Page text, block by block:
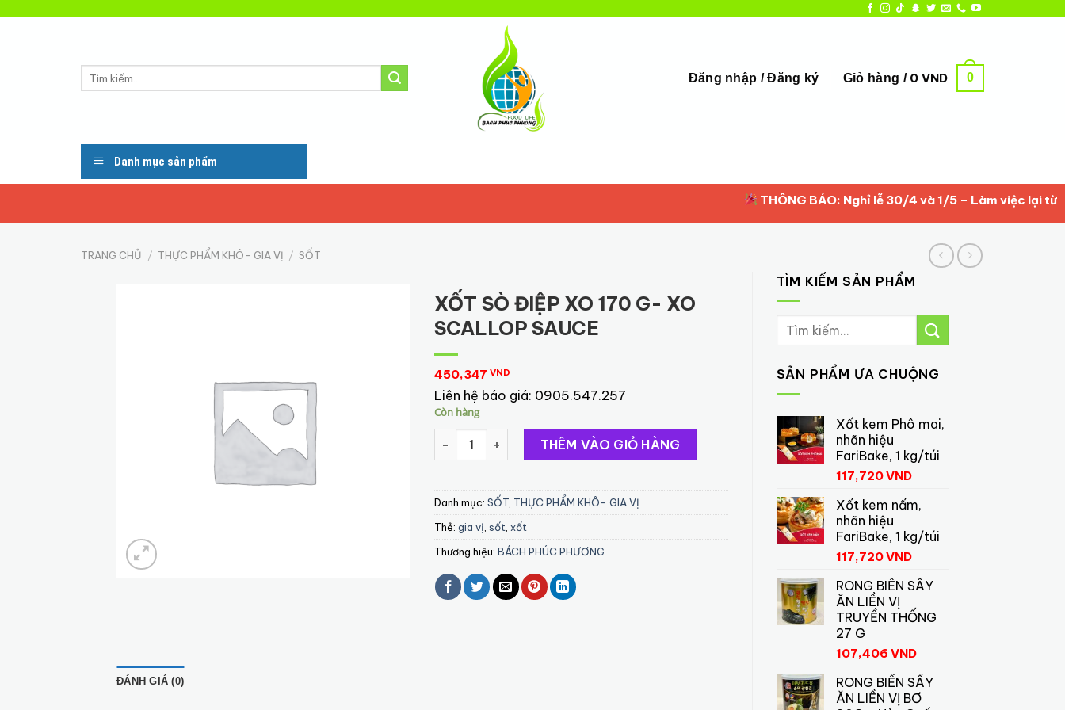
Tìm
Đăng nhập / Đăng ký Giỏ hàng / 0 VND 0
Danh mục sản phẩm
THÔNG BÁO: Nghỉ lễ 30/4 và 1/5 – Làm việc lại từ 2/5/
TRANG CHỦ / THỰC PHẨM KHÔ- GIA VỊ / SỐT
TÌM KIẾM SẢN PHẨM
Tìm
SẢN PHẨM ƯA CHUỘNG
Xốt kem Phô mai,
nhãn hiệu
FariBake, 1 kg/túi
117,720VND
Xốt kem nấm,
nhãn hiệu
FariBake, 1 kg/túi
117,720VND
RONG BIỂN SẤY
ĂN LIỀN VỊ
TRUYỀN THỐNG
27 G
107,406 VND
RONG BIỂN SẤY
ĂN LIỀN VỊ BƠ
XỐT SÒ ĐIỆP XO 170 G- XO
SCALLOP SAUCE
450,347 VND
Liên hệ báo giá: 0905.547.257
Còn hàng
XỐT SÒ ĐIỆP XO 170 G- XO SCALLOP SAUCE số lượng
THÊM VÀO GIỎ HÀNG
Danh mục: SỐT, THỰC PHẨM KHÔ- GIA VỊ
Thẻ: gia vị sốt xốt
Thương hiệu: BÁCH PHÚC PHƯƠNG
ĐÁNH GIÁ (0)